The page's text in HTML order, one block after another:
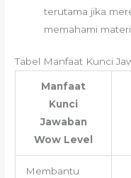
terutama jika
memahami materi
Tabel Manfaat Kunci
Manfaat
Kunci
Jawaban
Wow Level
Membantu